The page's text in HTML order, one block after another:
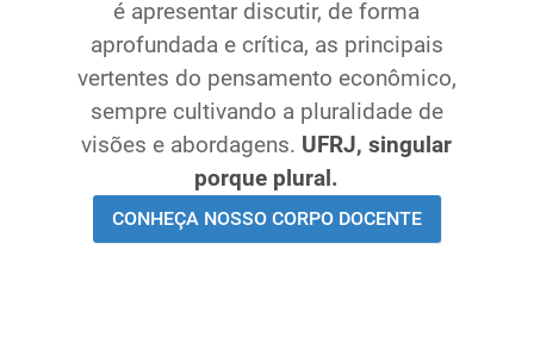
Ministério da Saúde
Ministério de Minas e Energia
Ministério da Ciência, Tecnologia, Inovações e
Comunicações
Ministério do Meio Ambiente
Ministério do Turismo
Ministério do Desenvolvimento Regional
é apresentar discutir, de forma
aprofundada e crítica, as principais
vertentes do pensamento econômico,
sempre cultivando a pluralidade de
visões e abordagens. UFRJ, singular
porque plural.
CONHEÇA NOSSO CORPO DOCENTE